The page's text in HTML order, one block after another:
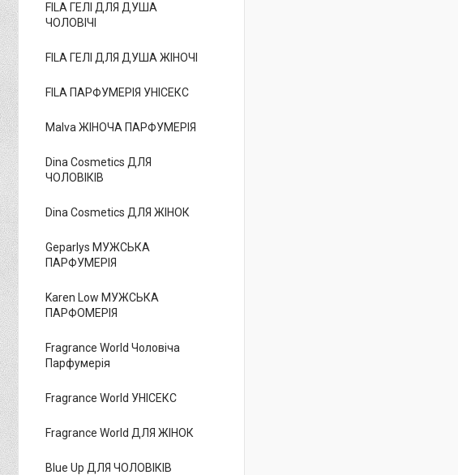
FILA ГЕЛІ ДЛЯ ДУША
ЧОЛОВІЧІ
FILA ГЕЛІ ДЛЯ ДУША ЖІНОЧІ
FILA ПАРФУМЕРІЯ УНІСЕКС
Malva ЖІНОЧА ПАРФУМЕРІЯ
Dina Cosmetics ДЛЯ
ЧОЛОВІКІВ
Dina Cosmetics ДЛЯ ЖІНОК
Geparlys МУЖСЬКА
ПАРФУМЕРІЯ
Karen Low МУЖСЬКА
ПАРФОМЕРІЯ
Fragrance World Чоловіча
Парфумерія
Fragrance World УНІСЕКС
Fragrance World ДЛЯ ЖІНОК
Blue Up ДЛЯ ЧОЛОВІКІВ